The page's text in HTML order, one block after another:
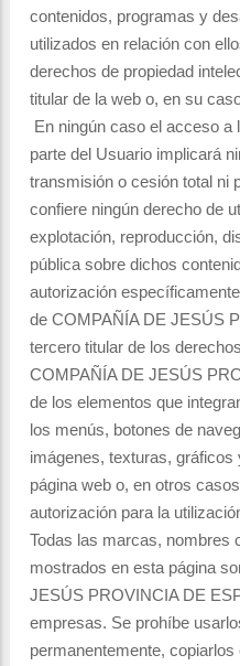
contenidos, programas y
utilizados en relación con
derechos de propiedad
titular de la web o, en su
En ningún caso el acceso
parte del Usuario implicará
transmisión o cesión total ni
confiere ningún derecho de
explotación, reproducción,
pública sobre dichos
autorización
de COMPAÑÍA DE JESÚS
tercero titular de los
COMPAÑÍA DE JESÚS
de los elementos que
los menús, botones de
imágenes, texturas, gráficos
página web o, en otros
autorización para la
Todas las marcas, nombres
mostrados en esta página
JESÚS PROVINCIA DE
empresas. Se prohíbe
permanentemente,